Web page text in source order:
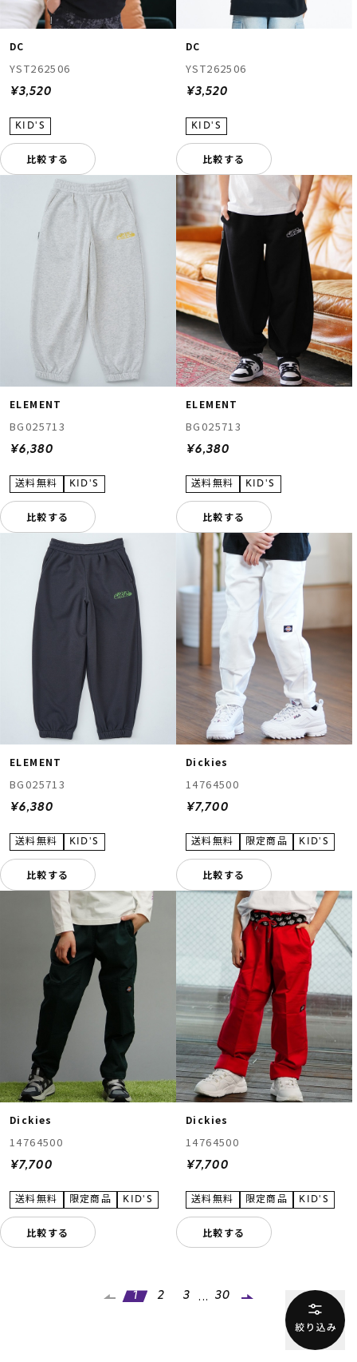
DC
YST262506
¥3,520
比較する
DC
YST262506
¥3,520
比較する
ELEMENT
BG025713
¥6,380
比較する
ELEMENT
BG025713
¥6,380
比較する
ELEMENT
BG025713
¥6,380
比較する
Dickies
14764500
¥7,700
比較する
Dickies
14764500
¥7,700
比較する
Dickies
14764500
¥7,700
比較する
1 2 3 ... 30